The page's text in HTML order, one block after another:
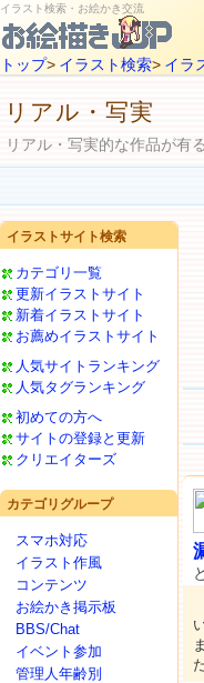
イラスト検索・お絵かき交流
トップ> イラスト検索> イラ
リアル・写実
リアル・写実的な作品が有
イラストサイト検索
カテゴリ一覧
更新イラストサイト
新着イラストサイト
お薦めイラストサイト
人気サイトランキング
人気タグランキング
初めての方へ
サイトの登録と更新
クリエイターズ
カテゴリグループ
スマホ対応
イラスト作風
コンテンツ
お絵かき掲示板
BBS/Chat
イベント参加
管理人年齢別